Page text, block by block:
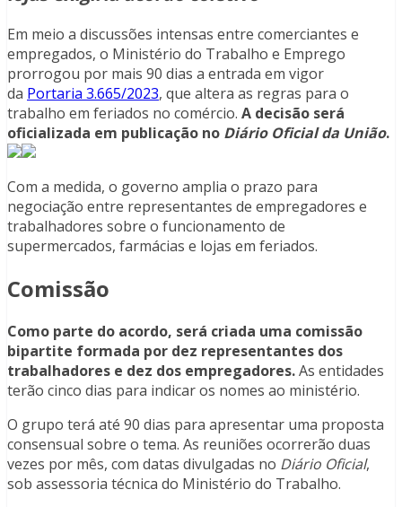
Em meio a discussões intensas entre comerciantes e
empregados, o Ministério do Trabalho e Emprego
prorrogou por mais 90 dias a entrada em vigor
da Portaria 3.665/2023, que altera as regras para o
trabalho em feriados no comércio. A decisão será
oficializada em publicação no Diário Oficial da União.
Com a medida, o governo amplia o prazo para
negociação entre representantes de empregadores e
trabalhadores sobre o funcionamento de
supermercados, farmácias e lojas em feriados.
Comissão
Como parte do acordo, será criada uma comissão
bipartite formada por dez representantes dos
trabalhadores e dez dos empregadores.As entidades
terão cinco dias para indicar os nomes ao ministério.
O grupo terá até 90 dias para apresentar uma proposta
consensual sobre o tema. As reuniões ocorrerão duas
vezes por mês, com datas divulgadas no Diário Oficial,
sob assessoria técnica do Ministério do Trabalho.